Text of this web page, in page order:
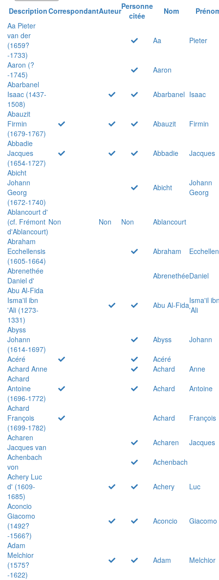
DescriptionCorrespondantAuteurPersonne
citée
Nom
Aa Pieter
van der
(1659?
-1733)
Aa Pieter
Aaron (?
-1745)
Aaron
Abarbanel
Isaac (1437-
1508)
Abarbanel Isaac
Abauzit
Firmin
(1679-1767)
Abauzit
Firmin
Abbadie
Jacques
(1654-1727)
Abbadie
Jacques
Abicht
Johann
Georg
(1672-1740)
Abicht
Johann
Georg
Ablancourt d'
(cf. Frémont
d'Ablancourt)
Non Non Non
Ablancourt
Abraham
Ecchellensis
(1605-1664)
Abraham
Abrenethée
Daniel d'
AbrenethéeDaniel
Abu Al-Fida
Isma'il ibn
'Ali (1273-
1331)
Abu Al-FidaIsma'il
'Ali
Abyss
Johann
(1614-1697)
Abyss
Johann
Acéré
Acéré
Achard Anne
Achard
Anne
Achard
Antoine
(1696-1772)
Achard
Antoine
Achard
François
(1699-1782)
Achard
François
Acharen
Jacques van
Acharen
Jacques
Achenbach
von
Achenbach
Achery Luc
d' (1609-
1685)
Achery
Luc
Aconcio
Giacomo
(1492?
-1566?)
Aconcio Giacomo
Adam
Melchior
(1575?
-1622)
Adam Melchior